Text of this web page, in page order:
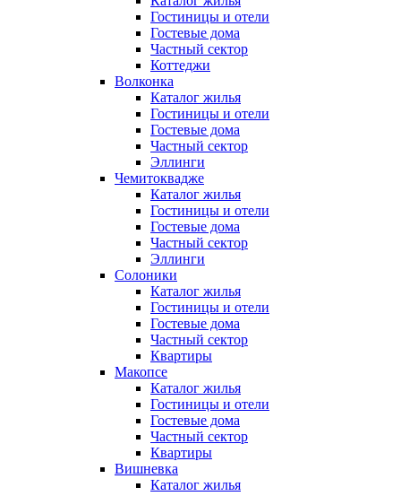
Гостиницы и отели
Гостевые дома
Частный сектор
Коттеджи
Волконка
Каталог жилья
Гостиницы и отели
Гостевые дома
Частный сектор
Эллинги
Чемитоквадже
Каталог жилья
Гостиницы и отели
Гостевые дома
Частный сектор
Эллинги
Солоники
Каталог жилья
Гостиницы и отели
Гостевые дома
Частный сектор
Квартиры
Макопсе
Каталог жилья
Гостиницы и отели
Гостевые дома
Частный сектор
Квартиры
Вишневка
Каталог жилья